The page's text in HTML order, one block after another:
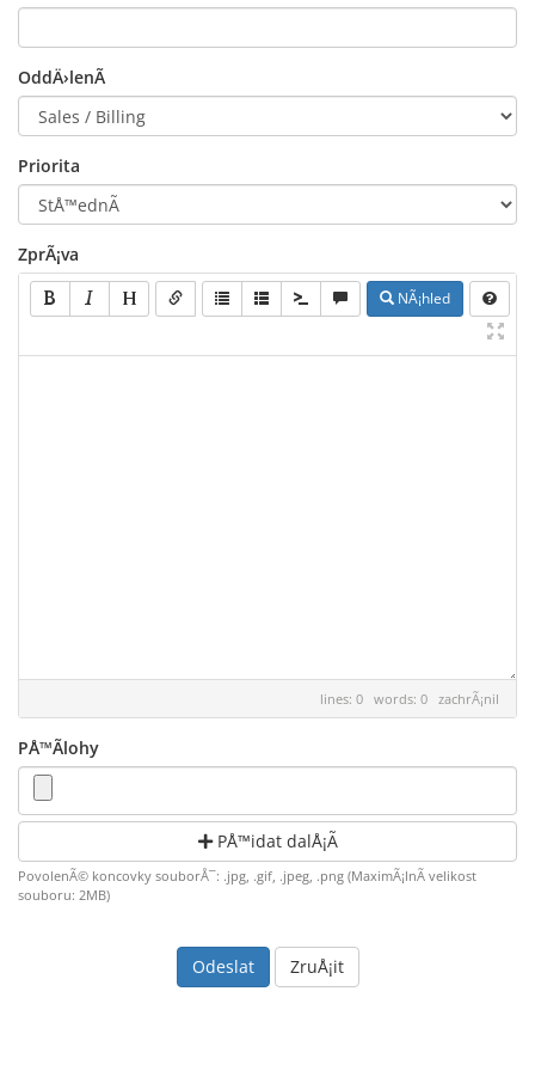
OddÄ›lenÃ­
Priorita
ZprÃ¡va
NÃ¡hled
lines: 0 words: 0 zachrÃ¡nil
PÅ™Ã­lohy
PÅ™idat dalÅ¡Ã­
PovolenÃ© koncovky souborÅ¯: .jpg, .gif, .jpeg, .png (MaximÃ¡lnÃ­ velikost
souboru: 2MB)
ZruÅ¡it